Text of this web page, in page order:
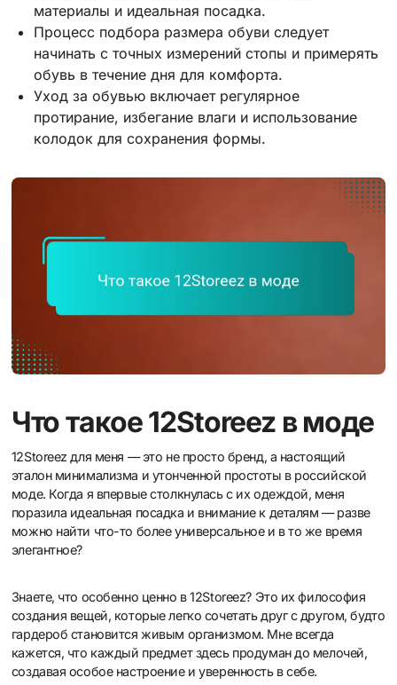
материалы и идеальная посадка.
Процесс подбора размера обуви следует
начинать с точных измерений стопы и примерять
обувь в течение дня для комфорта.
Уход за обувью включает регулярное
протирание, избегание влаги и использование
колодок для сохранения формы.
Что такое 12Storeez в моде
12Storeez для меня — это не просто бренд, а настоящий
эталон минимализма и утонченной простоты в российской
моде. Когда я впервые столкнулась с их одеждой, меня
поразила идеальная посадка и внимание к деталям — разве
можно найти что-то более универсальное и в то же время
элегантное?
Знаете, что особенно ценно в 12Storeez? Это их философия
создания вещей, которые легко сочетать друг с другом, будто
гардероб становится живым организмом. Мне всегда
кажется, что каждый предмет здесь продуман до мелочей,
создавая особое настроение и уверенность в себе.